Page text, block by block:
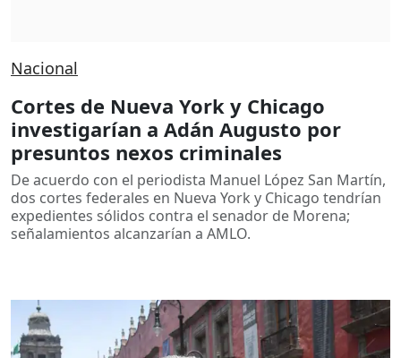
Nacional
Cortes de Nueva York y Chicago
investigarían a Adán Augusto por
presuntos nexos criminales
De acuerdo con el periodista Manuel López San Martín,
dos cortes federales en Nueva York y Chicago tendrían
expedientes sólidos contra el senador de Morena;
señalamientos alcanzarían a AMLO.